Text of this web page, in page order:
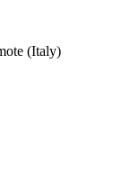
(Italy)